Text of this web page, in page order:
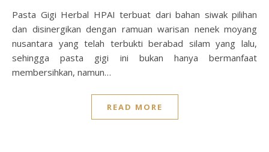
Pasta Gigi Herbal HPAI terbuat dari bahan siwak pilihan
dan disinergikan dengan ramuan warisan nenek moyang
nusantara yang telah terbukti berabad silam yang lalu,
sehingga pasta gigi ini bukan hanya bermanfaat
membersihkan, namun…
READ MORE